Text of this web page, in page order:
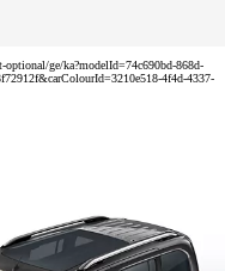
ge/ka?modelId=74c690bd-868d-
4f4d-4337-